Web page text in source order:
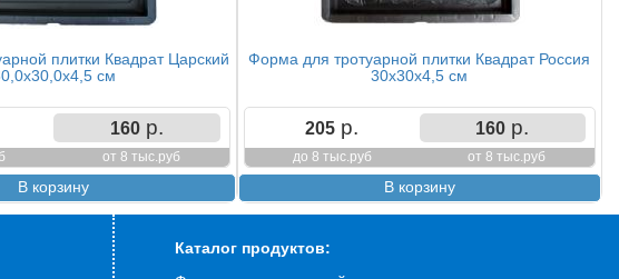
плитки Квадрат Царский
см
160р.
от 8 тыс.руб
Форма для тротуарной плитки Квадрат Россия
30х30х4,5 см
205 р.
до 8 тыс.руб
160 р.
от 8 тыс.руб
Каталог продуктов: